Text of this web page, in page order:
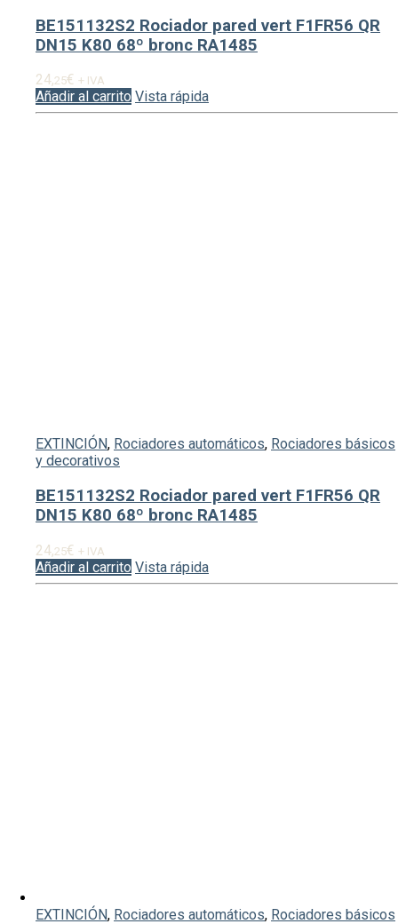
BE151132S2 Rociador pared vert F1FR56 QR
DN15 K80 68º bronc RA1485
24,25€ + IVA
Añadir al carrito Vista rápida
EXTINCIÓN, Rociadores automáticos, Rociadores básicos
y decorativos
BE151132S2 Rociador pared vert F1FR56 QR
DN15 K80 68º bronc RA1485
24,25€ + IVA
Añadir al carrito Vista rápida
EXTINCIÓN, Rociadores automáticos, Rociadores básicos